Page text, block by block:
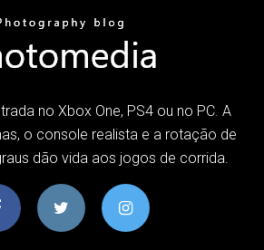
no Xbox One, PS4 ou no PC. A
o console realista e a rotação de
dão vida aos jogos de corrida.